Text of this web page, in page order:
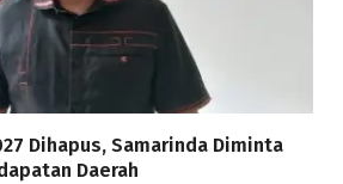
Dihapus, Samarinda Diminta
Daerah